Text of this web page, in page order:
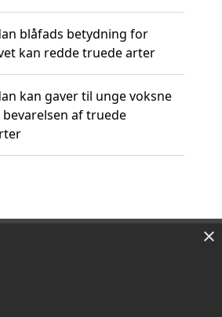
blåfads betydning for
kan redde truede arter
kan gaver til unge voksne
af truede
×